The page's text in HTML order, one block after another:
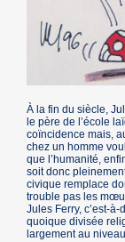
À la fin du siècle,
le père de l’école
coïncidence mais,
chez un homme
que l’humanité,
soit donc
civique remplace
trouble pas les
Jules Ferry, c’est-
quoique divisée
largement au